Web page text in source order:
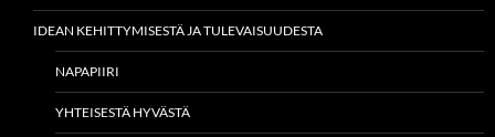
IDEAN KEHITTYMISESTÄ JA TULEVAISUUDESTA
NAPAPIIRI
YHTEISESTÄ HYVÄSTÄ